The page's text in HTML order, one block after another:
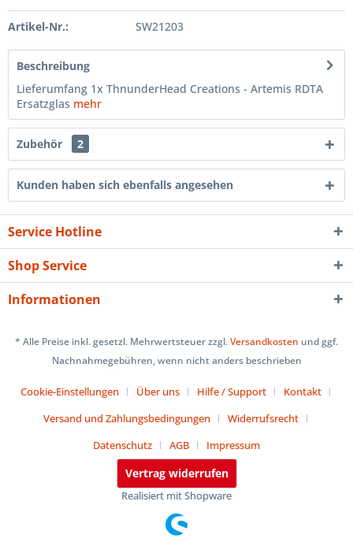
Artikel-Nr.: SW21203
Beschreibung
Lieferumfang 1x ThnunderHead Creations - Artemis RDTA
Ersatzglas mehr
Zubehör 2
Kunden haben sich ebenfalls angesehen
Service Hotline
Shop Service
Informationen
* Alle Preise inkl. gesetzl. Mehrwertsteuer zzgl.Versandkosten und ggf.
Nachnahmegebühren, wenn nicht anders beschrieben
Cookie-Einstellungen Über uns Hilfe / Support
Kontakt
Versand und Zahlungsbedingungen
Widerrufsrecht
Datenschutz
AGB Impressum
Vertrag widerrufen
Realisiert mit Shopware